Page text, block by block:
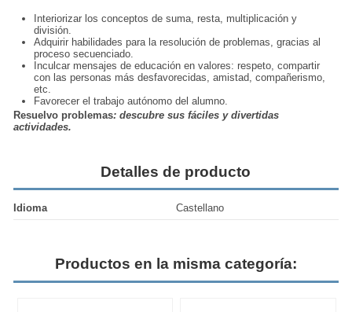
Interiorizar los conceptos de suma, resta, multiplicación y
división.
Adquirir habilidades para laresolución de problemas, gracias al
proceso secuenciado.
Inculcar mensajes de educación en valores: respeto, compartir
con las personas más desfavorecidas, amistad, compañerismo,
etc.
Favorecer el trabajo autónomo delalumno.
Resuelvo problemas: descubre sus fáciles y divertidas
actividades.
Detalles de producto
Idioma Castellano
Productos en la misma categoría: